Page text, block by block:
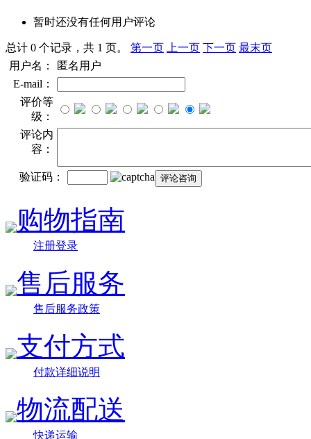
暂时还没有任何用户评论
总计 0 个记录，共 1 页。 第一页 上一页 下一页 最末页
用户名：
匿名用户
E-mail：
评价等
级：
评论内
容：
验证码：
购物指南
注册登录
售后服务
售后服务政策
支付方式
付款详细说明
物流配送
快递运输